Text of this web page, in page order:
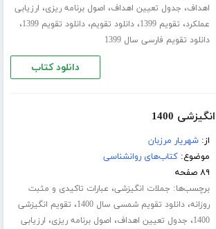
اهداف، جدول تعیین اهداف، اصول برنامه ریزی، ارزیابی
عملکرد، تقویم 1399 ،دانلود تقویم،دانلود تقویم 1399 ،
دانلود تقویم فارسی سال 1399
دانلود کتاب
1400
از:شهریار مرزبان
موضوع:کتاب‌های روانشناسی
۸۹ صفحه
برچسب‌ها: جملات انگیزشی، عبارات تاکیدی و مثبت
روزانه،دانلود تقویم شمسی سال 1400 ، تقویم انگیزشی
1400، جدول تعیین اهداف، اصول برنامه ریزی، ارزیابی